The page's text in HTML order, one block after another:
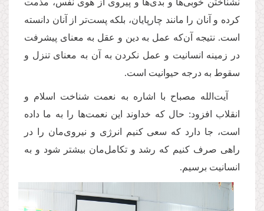
نشناختن خوبی‌ها و بدی‌ها و پیروی از هوی نفس، مذمت
کرده و آنان را مانند چارپایان، بلکه پست‌تر از آنان دانسته
است. نتیجه آن‌که عمل به دین و عقل به معنای پیشرفت
در زمینه انسانیت و عمل نکردن به آن به معنای تنزل و
سقوط به درجه حیوانیت است.
آیت‌الله مصباح با اشاره به نعمت شناخت اسلام و
انقلاب افزود: حال که خداوند این نعمت‌ها را به ما داده
است، جا دارد که سعی کنیم انرژی و نیروی‌مان را در
راهی صرف کنیم که رشد و تکامل‌مان بیشتر شود و به
انسانیت برسیم.